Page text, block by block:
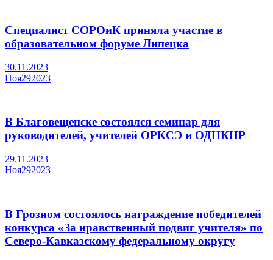
Специалист СОРОиК приняла участие в
образовательном форуме Липецка
30.11.2023
Ноя292023
В Благовещенске состоялся семинар для
руководителей, учителей ОРКСЭ и ОДНКНР
29.11.2023
Ноя292023
В Грозном состоялось награждение победителей
конкурса «За нравственный подвиг учителя» по
Северо-Кавказскому федеральному округу